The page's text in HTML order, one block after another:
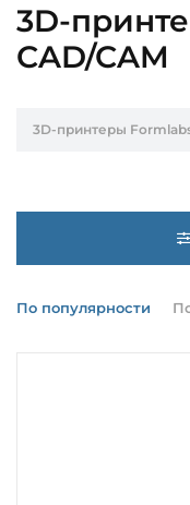
3D-
CAD/CAM
3D-принтеры
По популярности